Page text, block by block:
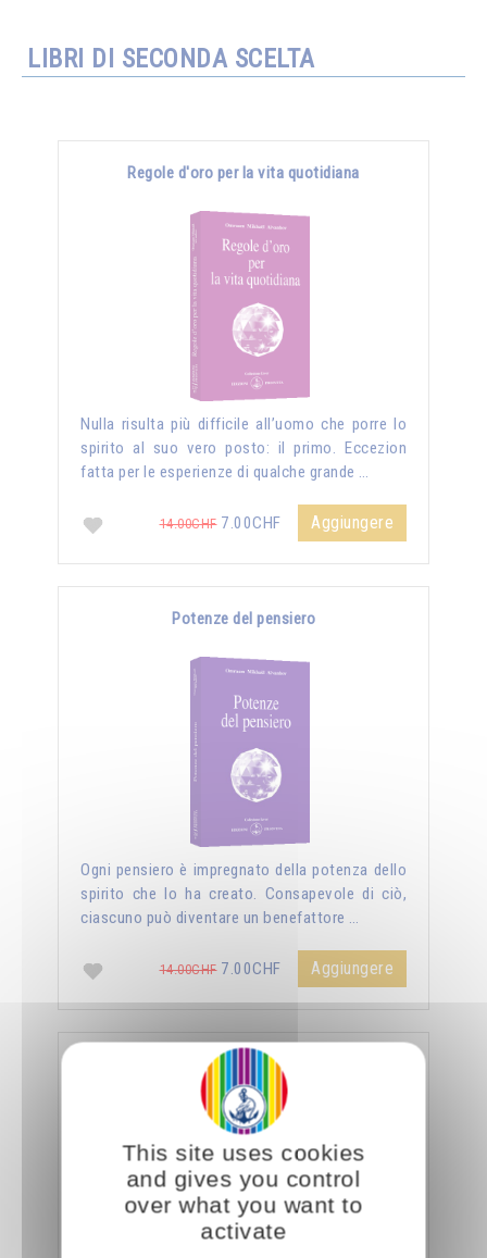
LIBRI DI SECONDA SCELTA
Regole d'oro per la vita quotidiana
Nulla risulta più difficile all’uomo che porre lo
spirito al suo vero posto: il primo. Eccezion
fatta per le esperienze di qualche grande …
14.00CHF7.00CHF Aggiungere
Potenze del pensiero
Ogni pensiero è impregnato della potenza dello
spirito che lo ha creato. Consapevole di ciò,
ciascuno può diventare un benefattore …
14.00CHF7.00CHF Aggiungere
La sessualità forza del cielo
This site uses cookies
and gives you control
over what you want to
activate